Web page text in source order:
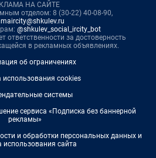
НА САЙТЕ
отделом: 8 (30-22) 40-08-90,
@shkulev_social_ircity_bot
ответственности за достоверность
в рекламных объявлениях.
об ограничениях
использования cookies
системы
сервиса «Подписка без баннерной
рекламы»
и обработки персональных данных и
использования сайта